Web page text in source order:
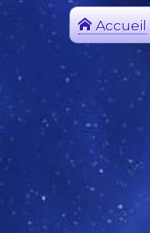
Accueil